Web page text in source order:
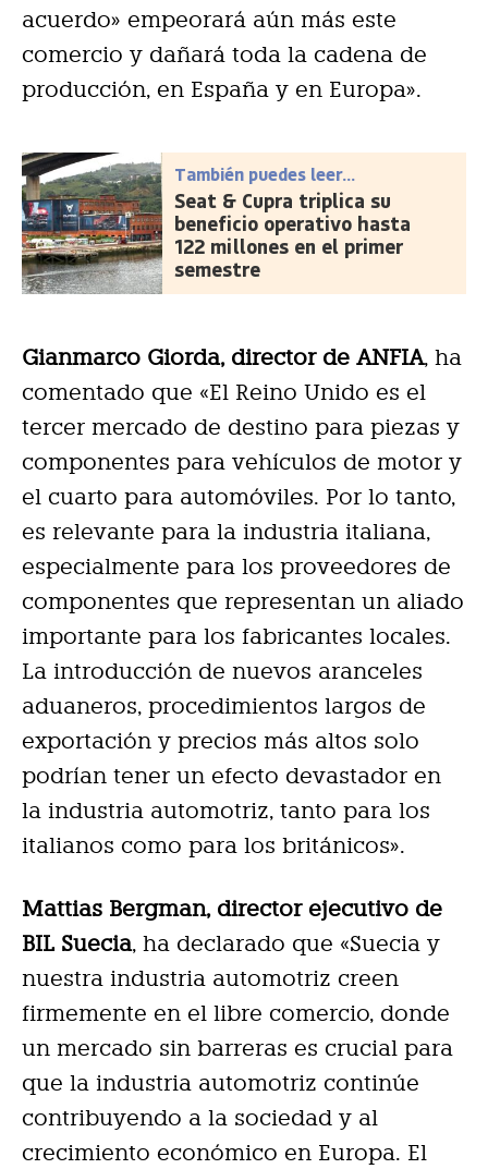
acuerdo» empeorará aún más este
comercio y dañará toda la cadena de
producción, en España y en Europa».
También puedes leer...
Seat & Cupra triplica su
beneficio operativo hasta
122 millones en el primer
semestre
Gianmarco Giorda, director de ANFIA, ha
comentado que «El Reino Unido es el
tercer mercado de destino para piezas y
componentes para vehículos de motor y
el cuarto para automóviles. Por lo tanto,
es relevante para la industria italiana,
especialmente para los proveedores de
componentes que representan un aliado
importante para los fabricantes locales.
La introducción de nuevos aranceles
aduaneros, procedimientos largos de
exportación y precios más altos solo
podrían tener un efecto devastador en
la industria automotriz, tanto para los
italianos como para los británicos».
Mattias Bergman, director ejecutivo de
BIL Suecia, ha declarado que «Suecia y
nuestra industria automotriz creen
firmemente en el libre comercio, donde
un mercado sin barreras es crucial para
que la industria automotriz continúe
contribuyendo a la sociedad y al
crecimiento económico en Europa. El